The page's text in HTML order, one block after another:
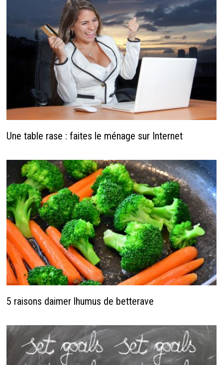
Une table rase : faites le ménage sur Internet
5 raisons daimer lhumus de betterave